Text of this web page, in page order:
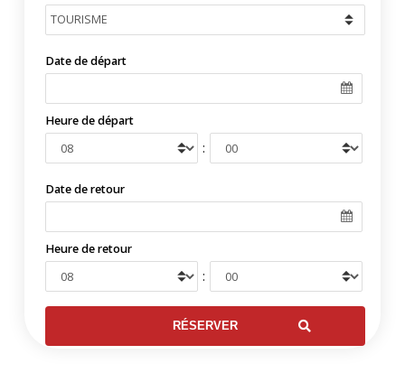
Date de départ
Heure de départ
:
Date de retour
Heure de retour
: